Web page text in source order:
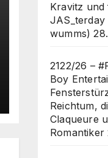
Kravitz und
JAS_terday
wumms)
2122/26 –
Boy
Reichtum,
Claqueure
Romantiker